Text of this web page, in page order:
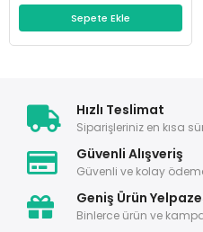
Sepete Ekle
Hızlı Teslimat
Siparişleriniz en kısa
Güvenli Alışveriş
Güvenli ve kolay
Geniş Ürün
Binlerce ürün ve